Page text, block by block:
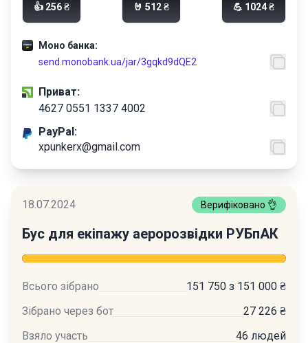
Моно банка:
send.monobank.ua/jar/3gqkd9dQE2
👍 256 ₴ 🤘 512 ₴ 💪 1024 ₴
Приват:
4627 0551 1337 4002
PayPal:
xpunkerx@gmail.com
18.07.2024 Верифіковано 👌
Бус для екіпажу аеророзвідки РУБпАК
Всього зібрано
151 750 з 151 000 ₴
Зібрано через бот
27 226 ₴
Взяло участь
46 людей